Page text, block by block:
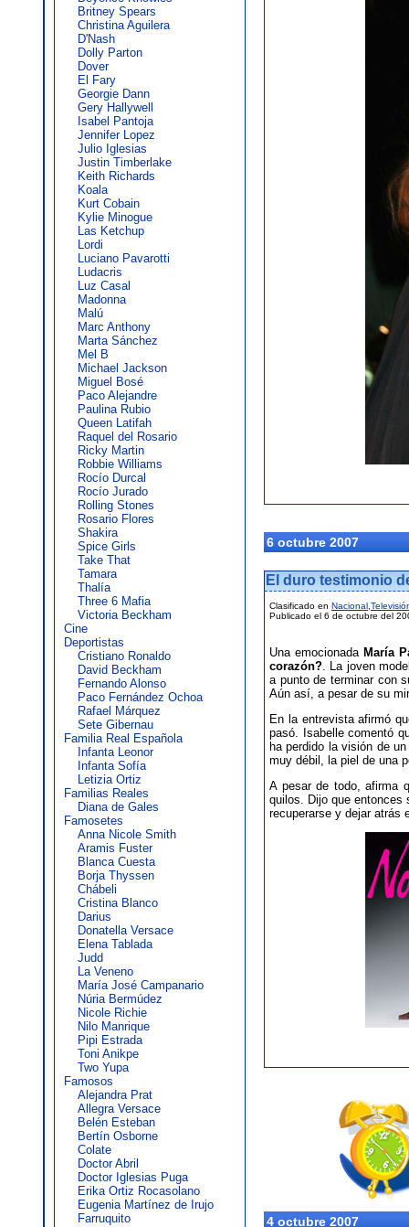
Britney Spears
Christina Aguilera
D'Nash
Dolly Parton
Dover
El Fary
Georgie Dann
Gery Hallywell
Isabel Pantoja
Jennifer Lopez
Julio Iglesias
Justin Timberlake
Keith Richards
Koala
Kurt Cobain
Kylie Minogue
Las Ketchup
Lordi
Luciano Pavarotti
Ludacris
Luz Casal
Madonna
Malú
Marc Anthony
Marta Sánchez
Mel B
Michael Jackson
Miguel Bosé
Paco Alejandre
Paulina Rubio
Queen Latifah
Raquel del Rosario
Ricky Martin
Robbie Williams
Rocío Durcal
Rocío Jurado
Rolling Stones
Rosario Flores
Shakira
Spice Girls
Take That
Tamara
Thalía
Three 6 Mafia
Victoria Beckham
Cine
Deportistas
Cristiano Ronaldo
David Beckham
Fernando Alonso
Paco Fernández Ochoa
Rafael Márquez
Sete Gibernau
Familia Real Española
Infanta Leonor
Infanta Sofía
Letizia Ortiz
Familias Reales
Diana de Gales
Famosetes
Anna Nicole Smith
Aramis Fuster
Blanca Cuesta
Borja Thyssen
Chábeli
Cristina Blanco
Darius
Donatella Versace
Elena Tablada
Judd
La Veneno
María José Campanario
Núria Bermúdez
Nicole Richie
Nilo Manrique
Pipi Estrada
Toni Anikpe
Two Yupa
Famosos
Alejandra Prat
Allegra Versace
Belén Esteban
Bertín Osborne
Colate
Doctor Abril
Doctor Iglesias Puga
Erika Ortiz Rocasolano
Eugenia Martínez de Irujo
Farruquito
6 octubre 2007
El duro testimonio
Clasificado en Nacional
Publicado el 6 de octubre del
Una emocionada María
corazón?. La joven
a punto de terminar con
Aún así, a pesar de su
En la entrevista afirmó
pasó. Isabelle comentó
ha perdido la visión de
muy débil, la piel de una
A pesar de todo, afirma
quilos. Dijo que entonces
recuperarse y dejar atrás
4 octubre 2007